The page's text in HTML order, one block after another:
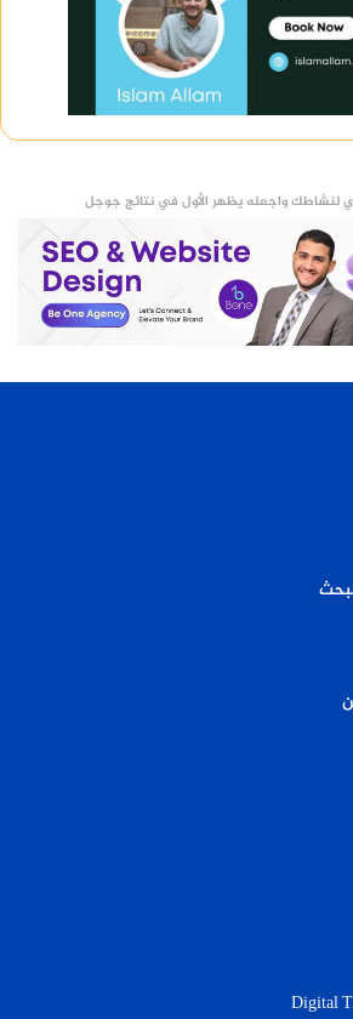
لنشاطك واجعله يظهر الأول في نتائج جوجل
Digital